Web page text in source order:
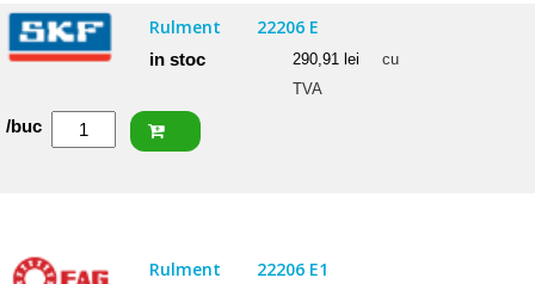
Rulment 22206 E
in stoc 290,91 lei
cu
TVA
Cantitate
/buc
Rulment 22206 E1